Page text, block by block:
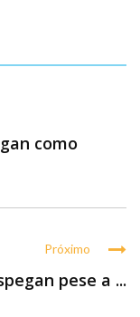
como
Próximo
pese a ...